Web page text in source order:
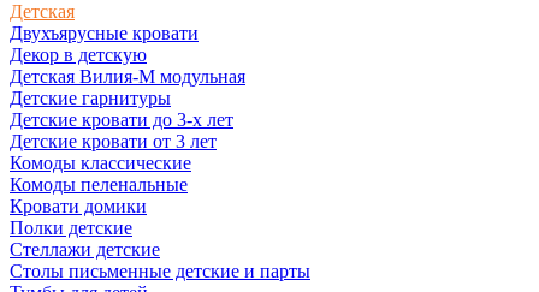
Детская
Двухъярусные кровати
Декор в детскую
Детская Вилия-М модульная
Детские гарнитуры
Детские кровати до 3-х лет
Детские кровати от 3 лет
Комоды классические
Комоды пеленальные
Кровати домики
Полки детские
Стеллажи детские
Столы письменные детские и парты